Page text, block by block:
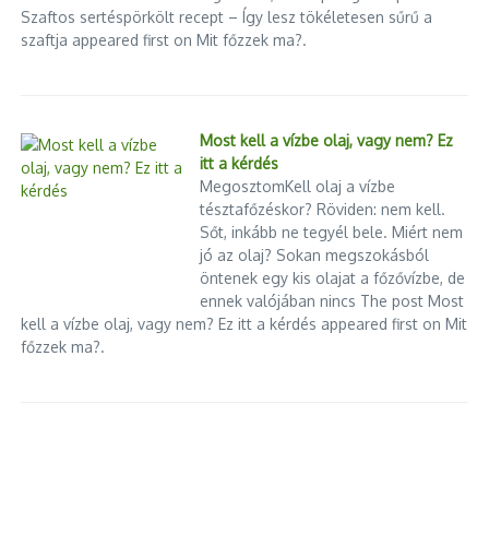
Nemzetgazdasági Minisztérium –
nem mi vagyunk a
legszegényebbek
Ferenc pápa temetése
2025.04.27.
Mini Dubaj, 500 méteres torony,
2025.02.03.
Budapest 1
2020.10.06.
Szaftos sertéspörkölt recept – Így lesz tökéletesen sűrű a
szaftja appeared first on Mit főzzek ma?.
Most kell a vízbe olaj, vagy nem? Ez
itt a kérdés
MegosztomKell olaj a vízbe
tésztafőzéskor? Röviden: nem kell.
Sőt, inkább ne tegyél bele. Miért nem
jó az olaj? Sokan megszokásból
öntenek egy kis olajat a főzővízbe, de
ennek valójában nincs The post Most
kell a vízbe olaj, vagy nem? Ez itt a kérdés appeared first on Mit
főzzek ma?.